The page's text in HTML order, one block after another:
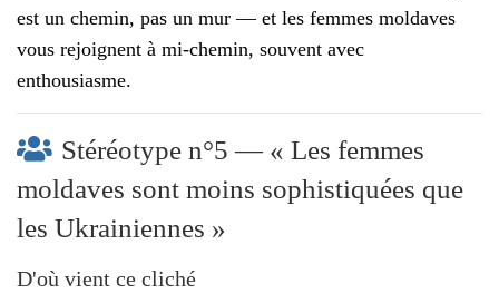
est un chemin, pas un mur — et les femmes moldaves
vous rejoignent à mi-chemin, souvent avec
enthousiasme.
Stéréotype n°5 — « Les femmes
moldaves sont moins sophistiquées que
les Ukrainiennes »
D'où vient ce cliché